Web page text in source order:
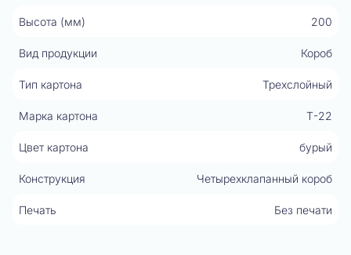
Высота (мм) 200
Вид продукции Короб
Тип картона Трехслойный
Марка картона Т-22
Цвет картона бурый
Конструкция Четырехклапанный короб
Печать Без печати